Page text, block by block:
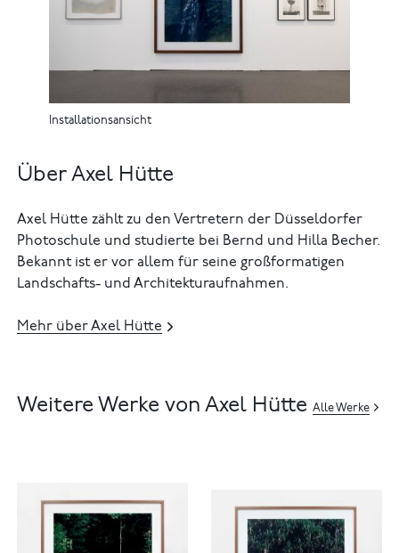
Installationsansicht
Über Axel Hütte
Axel Hütte zählt zu den Vertretern der Düsseldorfer
Photoschule und studierte bei Bernd und Hilla Becher.
Bekannt ist er vor allem für seine großformatigen
Landschafts- und Architekturaufnahmen.
Mehr über Axel Hütte
Weitere Werke von Axel Hütte Alle Werke